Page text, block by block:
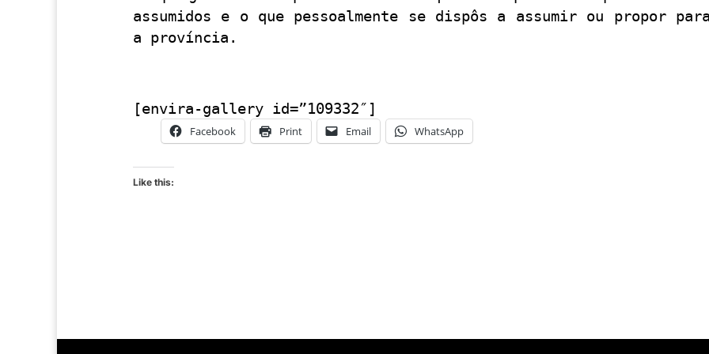
assumidos e o que pessoalmente se dispôs a assumir ou propor
a província.
[envira-gallery id=”109332″]
Facebook Print Email WhatsApp
Like this: